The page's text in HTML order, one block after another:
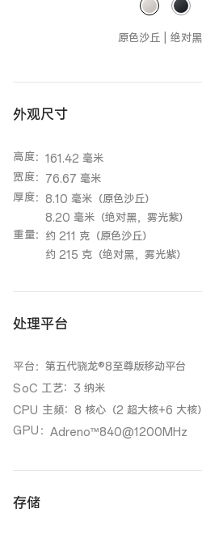
原色沙丘 | 绝对
外观尺寸
高度： 161.42 毫米
宽度： 76.67 毫米
厚度： 8.10 毫米（原色沙丘）
8.20 毫米（绝对黑，雾光紫）
重量： 约 211 克（原色沙丘）
约 215 克（绝对黑，雾光紫）
处理平台
平台： 第五代骁龙®8至尊版移动平台
SoC 工艺： 3 纳米
CPU 主频： 8 核心（2 超大核+6 大
GPU ： Adreno™840@1200MHz
存储